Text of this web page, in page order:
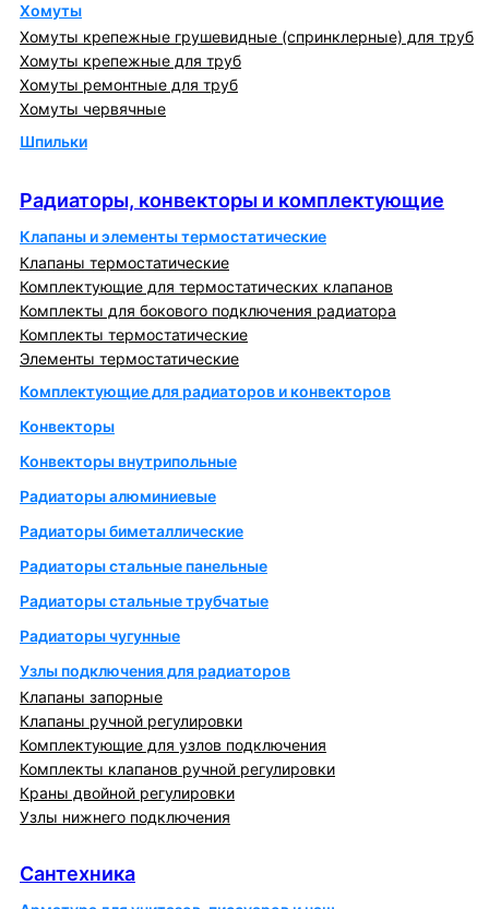
Хомуты
Хомуты крепежные грушевидные (спринклерные) для труб
Хомуты крепежные для труб
Хомуты ремонтные для труб
Хомуты червячные
Шпильки
Радиаторы, конвекторы и комплектующие
Клапаны и элементы термостатические
Клапаны термостатические
Комплектующие для термостатических клапанов
Комплекты для бокового подключения радиатора
Комплекты термостатические
Элементы термостатические
Комплектующие для радиаторов и конвекторов
Конвекторы
Конвекторы внутрипольные
Радиаторы алюминиевые
Радиаторы биметаллические
Радиаторы стальные панельные
Радиаторы стальные трубчатые
Радиаторы чугунные
Узлы подключения для радиаторов
Клапаны запорные
Клапаны ручной регулировки
Комплектующие для узлов подключения
Комплекты клапанов ручной регулировки
Краны двойной регулировки
Узлы нижнего подключения
Сантехника